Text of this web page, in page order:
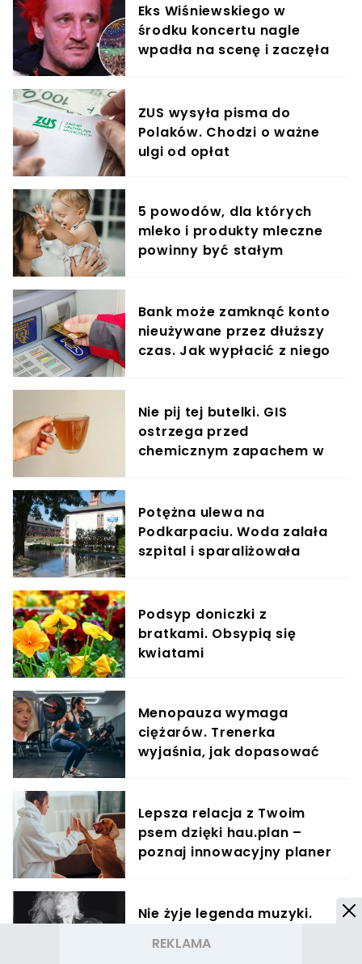
Eks Wiśniewskiego w
środku koncertu nagle
wpadła na scenę i zaczęła
ZUS wysyła pisma do
Polaków. Chodzi o ważne
ulgi od opłat
5 powodów, dla których
mleko i produkty mleczne
powinny być stałym
Bank może zamknąć konto
nieużywane przez dłuższy
czas. Jak wypłacić z niego
Nie pij tej butelki. GIS
ostrzega przed
chemicznym zapachem w
Potężna ulewa na
Podkarpaciu. Woda zalała
szpital i sparaliżowała
Podsyp doniczki z
bratkami. Obsypią się
kwiatami
Menopauza wymaga
ciężarów. Trenerka
wyjaśnia, jak dopasować
Lepsza relacja z Twoim
psem dzięki hau.plan –
poznaj innowacyjny planer
Nie żyje legenda muzyki.
kilkanaście dni po śmierci